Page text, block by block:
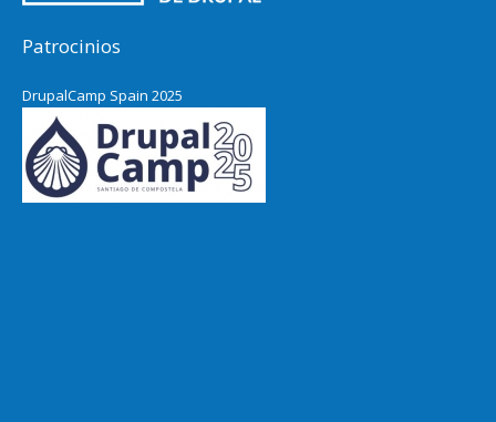
Patrocinios
DrupalCamp Spain 2025
Pacific Northwest Drupal Summit
2024